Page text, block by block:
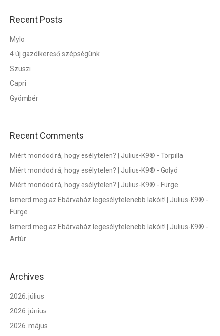
Recent Posts
Mylo
4 új gazdikereső szépségünk
Szuszi
Capri
Gyömbér
Recent Comments
Miért mondod rá, hogy esélytelen? | Julius-K9® - Törpilla
Miért mondod rá, hogy esélytelen? | Julius-K9® - Golyó
Miért mondod rá, hogy esélytelen? | Julius-K9® - Fürge
Ismerd meg az Ebárvaház legesélytelenebb lakóit! | Julius-K9® -
Fürge
Ismerd meg az Ebárvaház legesélytelenebb lakóit! | Julius-K9® -
Artúr
Archives
2026. július
2026. június
2026. május